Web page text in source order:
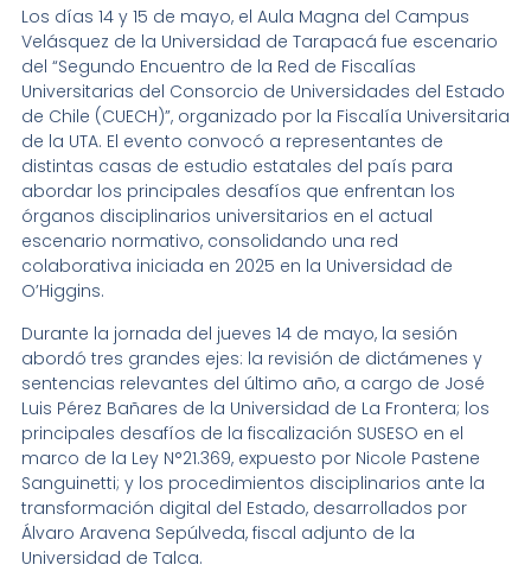
Los días 14 y 15 de mayo, el Aula Magna del Campus
Velásquez de la Universidad de Tarapacá fue escenario
del “Segundo Encuentro de la Red de Fiscalías
Universitarias del Consorcio de Universidades del Estado
de Chile (CUECH)”, organizado por la Fiscalía Universitaria
de la UTA. El evento convocó a representantes de
distintas casas de estudio estatales del país para
abordar los principales desafíos que enfrentan los
órganos disciplinarios universitarios en el actual
escenario normativo, consolidando una red
colaborativa iniciada en 2025 en la Universidad de
O’Higgins.
Durante la jornada del jueves 14 de mayo, la sesión
abordó tres grandes ejes: la revisión de dictámenes y
sentencias relevantes del último año, a cargo de José
Luis Pérez Bañares de la Universidad de La Frontera; los
principales desafíos de la fiscalización SUSESO en el
marco de la Ley N°21.369, expuesto por Nicole Pastene
Sanguinetti; y los procedimientos disciplinarios ante la
transformación digital del Estado, desarrollados por
Álvaro Aravena Sepúlveda, fiscal adjunto de la
Universidad de Talca.